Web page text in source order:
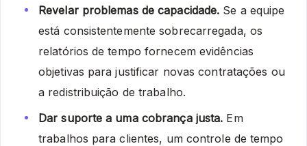
Revelar problemas de capacidade. Se a equipe
está consistentemente sobrecarregada, os
relatórios de tempo fornecem evidências
objetivas para justificar novas contratações ou
a redistribuição de trabalho.
Dar suporte a uma cobrança justa. Em
trabalhos para clientes, um controle de tempo